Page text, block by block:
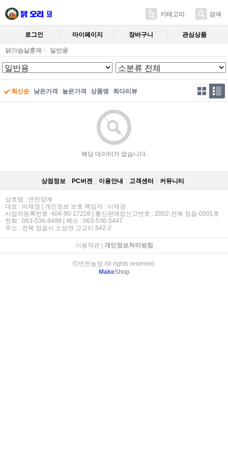
카테고리 검색
로그인 마이페이지 장바구니 관심상품
닭가슴살훈제 일반용
최신순 낮은가격 높은가격 상품명 최다리뷰
해당 데이터가 없습니다.
상점정보 PC버젼 이용안내 고객센터 커뮤니티
상호명 : 연천양계
대표 : 이재경 | 개인정보 보호 책임자 : 이재경
사업자등록번호 :404-90-17228 | 통신판매업신고번호 : 2002-전북 정읍-0001호
전화 : 063-536-8488 | 팩스 : 063-536-5447
주소 : 전북 정읍시 소성면 고교리 642-2
이용약관| 개인정보처리방침
ⓒ연천농장 All rights reserved.
MakeShop